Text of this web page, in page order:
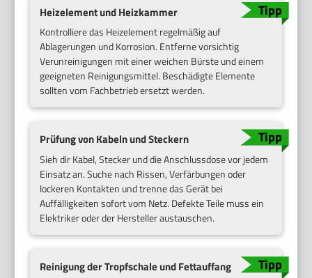
Heizelement und Heizkammer
Kontrolliere das Heizelement regelmäßig auf
Ablagerungen und Korrosion. Entferne vorsichtig
Verunreinigungen mit einer weichen Bürste und einem
geeigneten Reinigungsmittel. Beschädigte Elemente
sollten vom Fachbetrieb ersetzt werden.
Prüfung von Kabeln und Steckern
Sieh dir Kabel, Stecker und die Anschlussdose vor jedem
Einsatz an. Suche nach Rissen, Verfärbungen oder
lockeren Kontakten und trenne das Gerät bei
Auffälligkeiten sofort vom Netz. Defekte Teile muss ein
Elektriker oder der Hersteller austauschen.
Reinigung der Tropfschale und Fettauffang